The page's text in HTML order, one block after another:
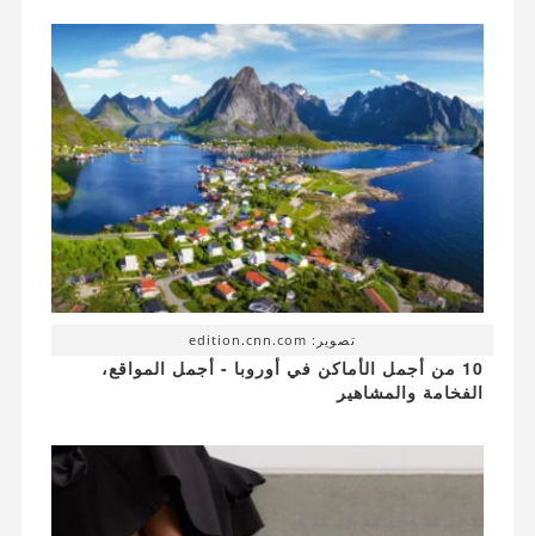
تصوير: edition.cnn.com
10 من أجمل الأماكن في أوروبا - أجمل المواقع،
الفخامة والمشاهير